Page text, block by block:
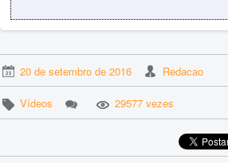
20 de setembro de 2016 Redacao
Vídeos 29577 vezes